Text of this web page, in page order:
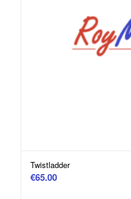
Twistladder
€65.00